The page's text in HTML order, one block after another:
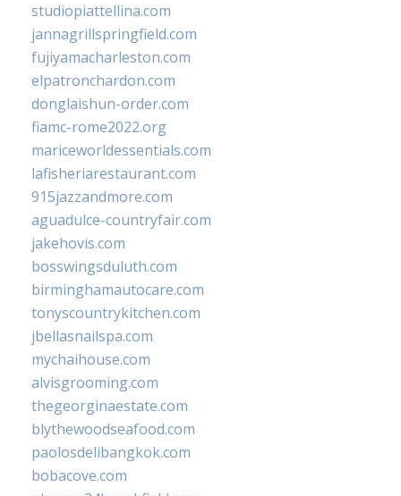
studiopiattellina.com
jannagrillspringfield.com
fujiyamacharleston.com
elpatronchardon.com
donglaishun-order.com
fiamc-rome2022.org
mariceworldessentials.com
lafisheriarestaurant.com
915jazzandmore.com
aguadulce-countryfair.com
jakehovis.com
bosswingsduluth.com
birminghamautocare.com
tonyscountrykitchen.com
jbellasnailspa.com
mychaihouse.com
alvisgrooming.com
thegeorginaestate.com
blythewoodseafood.com
paolosdelibangkok.com
bobacove.com